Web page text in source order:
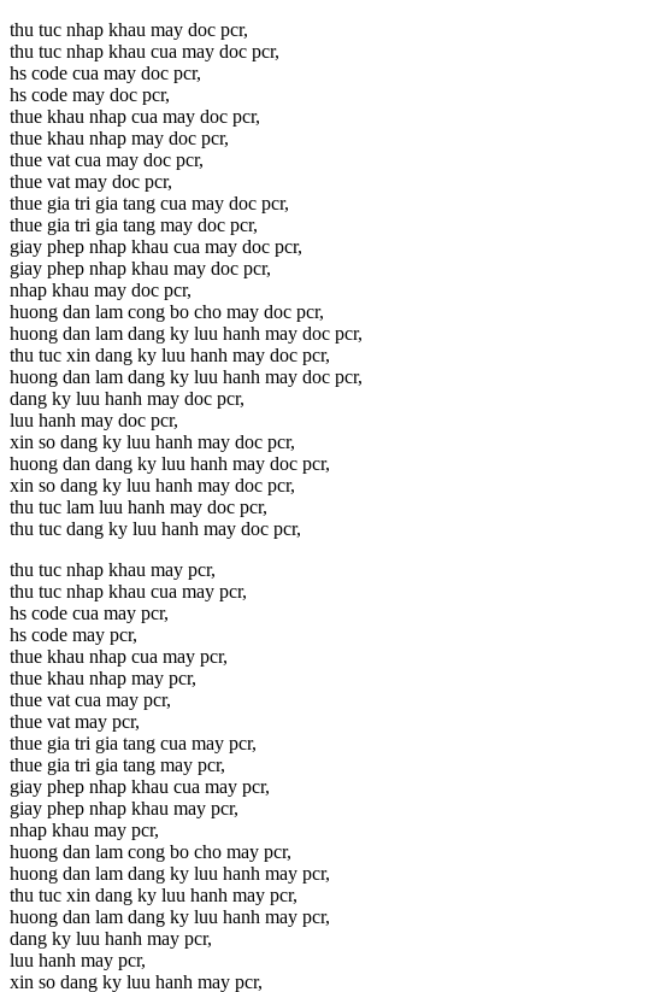
thu tuc nhap khau may doc pcr,
thu tuc nhap khau cua may doc pcr,
hs code cua may doc pcr,
hs code may doc pcr,
thue khau nhap cua may doc pcr,
thue khau nhap may doc pcr,
thue vat cua may doc pcr,
thue vat may doc pcr,
thue gia tri gia tang cua may doc pcr,
thue gia tri gia tang may doc pcr,
giay phep nhap khau cua may doc pcr,
giay phep nhap khau may doc pcr,
nhap khau may doc pcr,
huong dan lam cong bo cho may doc pcr,
huong dan lam dang ky luu hanh may doc pcr,
thu tuc xin dang ky luu hanh may doc pcr,
huong dan lam dang ky luu hanh may doc pcr,
dang ky luu hanh may doc pcr,
luu hanh may doc pcr,
xin so dang ky luu hanh may doc pcr,
huong dan dang ky luu hanh may doc pcr,
xin so dang ky luu hanh may doc pcr,
thu tuc lam luu hanh may doc pcr,
thu tuc dang ky luu hanh may doc pcr,
thu tuc nhap khau may pcr,
thu tuc nhap khau cua may pcr,
hs code cua may pcr,
hs code may pcr,
thue khau nhap cua may pcr,
thue khau nhap may pcr,
thue vat cua may pcr,
thue vat may pcr,
thue gia tri gia tang cua may pcr,
thue gia tri gia tang may pcr,
giay phep nhap khau cua may pcr,
giay phep nhap khau may pcr,
nhap khau may pcr,
huong dan lam cong bo cho may pcr,
huong dan lam dang ky luu hanh may pcr,
thu tuc xin dang ky luu hanh may pcr,
huong dan lam dang ky luu hanh may pcr,
dang ky luu hanh may pcr,
luu hanh may pcr,
xin so dang ky luu hanh may pcr,